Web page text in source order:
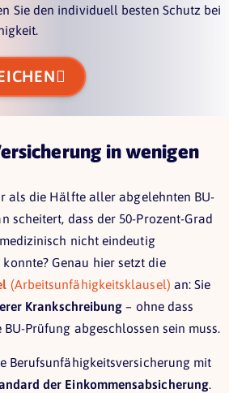
Sie den individuell besten Schutz bei

in wenigen
als die Hälfte aller abgelehnten BU-
scheitert, dass der 50-Prozent-Grad
nicht eindeutig
Genau hier setzt die
(Arbeitsunfähigkeitsklausel) an: Sie
Krankschreibung – ohne dass
Prüfung abgeschlossen sein muss.
Berufsunfähigkeitsversicherung mit
der Einkommensabsicherung.